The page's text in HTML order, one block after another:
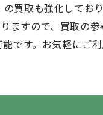
の買取も強化してお
ますので、買取の参
です。お気軽にご